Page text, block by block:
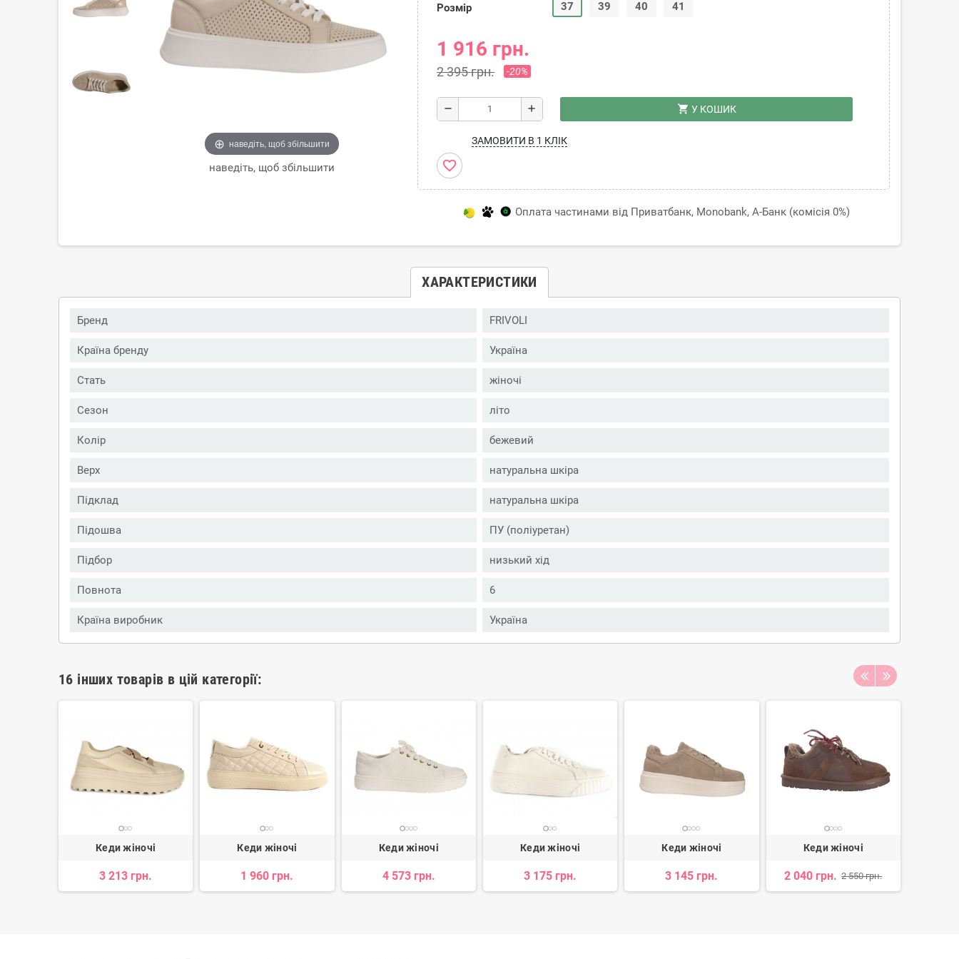
наведіть, щоб збільшити
наведіть, щоб збільшити
Розмір 37 39 40 41
1 916 грн.
2 395 грн. -20%
remove add shopping_cart У КОШИК
ЗАМОВИТИ В 1 КЛІК
favorite_border
Оплата частинами від Приватбанк, Monobank, А-Банк (комісія 0%)
ХАРАКТЕРИСТИКИ
Бренд FRIVOLI
Країна бренду Україна
Стать жіночі
Сезон літо
Колір бежевий
Верх натуральна шкіра
Підклад натуральна шкіра
Підошва ПУ (поліуретан)
Підбор низький хід
Повнота 6
Країна виробник Україна
16 інших товарів в цій категорії:
Кеди жіночі
3 213 грн.
Кеди жіночі
1 960 грн.
Кеди жіночі
4 573 грн.
Кеди жіночі
3 175 грн.
Кеди жіночі
3 145 грн.
Кеди жіночі
2 040 грн. 2 550 грн.